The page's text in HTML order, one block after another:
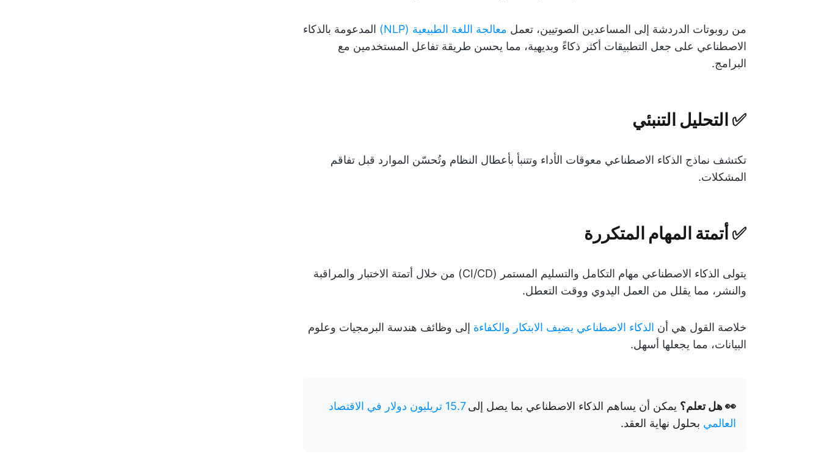
من روبوتات الدردشة إلى المساعدين الصوتيين، تعمل معالجة اللغة الطبيعية (NLP)
المدعومة بالذكاء
الاصطناعي على جعل التطبيقات أكثر ذكاءً وبديهية، مما يحسن طريقة تفاعل المستخدمين مع
البرامج.
✅ التحليل التنبئي
تكتشف نماذج الذكاء الاصطناعي معوقات الأداء وتتنبأ بأعطال النظام وتُحسّن الموارد قبل تفاقم
المشكلات.
✅ أتمتة المهام المتكررة
يتولى الذكاء الاصطناعي مهام التكامل والتسليم المستمر (CI/CD) من خلال أتمتة الاختبار والمراقبة
والنشر، مما يقلل من العمل اليدوي ووقت التعطل.
خلاصة القول هي أن الذكاء الاصطناعي يضيف الابتكار والكفاءة إلى وظائف هندسة البرمجيات وعلوم
البيانات، مما يجعلها أسهل.
👀 هل تعلم؟ يمكن أن يساهم الذكاء الاصطناعي بما يصل إلى
15.7 تريليون دولار في الاقتصاد
العالمي بحلول نهاية العقد.